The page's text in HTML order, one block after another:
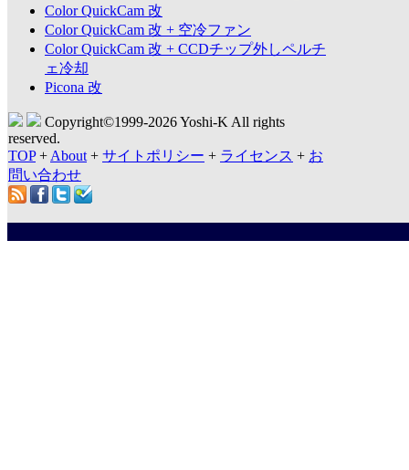
Color QuickCam 改
Color QuickCam 改 + 空冷ファン
Color QuickCam 改 + CCDチップ外しペルチ
ェ冷却
Picona 改
Copyright©1999-2026 Yoshi-K All rights
reserved.
TOP+ About + サイトポリシー + ライセンス + お
問い合わせ